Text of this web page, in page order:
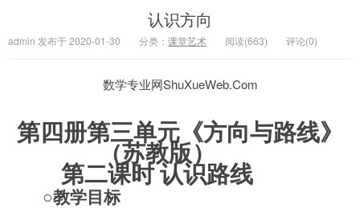
小学数学专业网
认识方向
admin 发布于 2020-01-30 分类： 课堂艺术 阅读(663) 评论(0)
数学专业网ShuXueWeb.Com
第四册第三单元《方向与路线》
（苏教版）
第二课时 认识路线
○教学目标